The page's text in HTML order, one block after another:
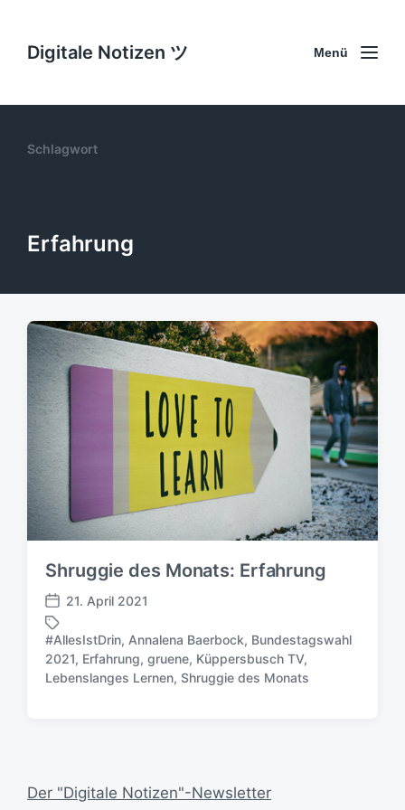
Digitale Notizen ツ Menü
Schlagwort
Erfahrung
Shruggie des Monats: Erfahrung
V
e
r
ö
f
i
21. April 2021
S
c
ö
#AllesIstDrin, Annalena Baerbock, Bundestagswahl
2021, Erfahrung, gruene, Küppersbusch TV,
Lebenslanges Lernen, Shruggie des Monats
Der "Digitale Notizen"-Newsletter